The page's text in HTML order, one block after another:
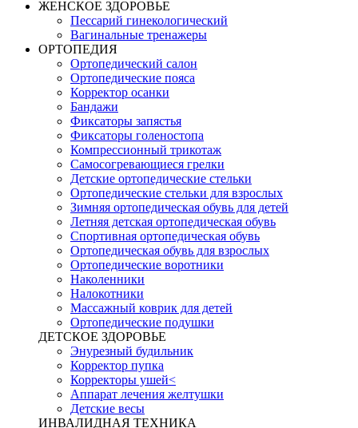
ЖЕНСКОЕ ЗДОРОВЬЕ
Пессарий гинекологический
Вагинальные тренажеры
ОРТОПЕДИЯ
Ортопедический салон
Ортопедические пояса
Корректор осанки
Бандажи
Фиксаторы запястья
Фиксаторы голеностопа
Компрессионный трикотаж
Самосогревающиеся грелки
Детские ортопедические стельки
Ортопедические стельки для взрослых
Зимняя ортопедическая обувь для детей
Летняя детская ортопедическая обувь
Спортивная ортопедическая обувь
Ортопедическая обувь для взрослых
Ортопедические воротники
Наколенники
Налокотники
Массажный коврик для детей
Ортопедические подушки
ДЕТСКОЕ ЗДОРОВЬЕ
Энурезный будильник
Корректор пупка
Корректоры ушей<
Аппарат лечения желтушки
Детские весы
ИНВАЛИДНАЯ ТЕХНИКА